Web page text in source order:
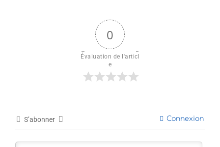
0
Évaluation de l'articl
e
S’abonner Connexion